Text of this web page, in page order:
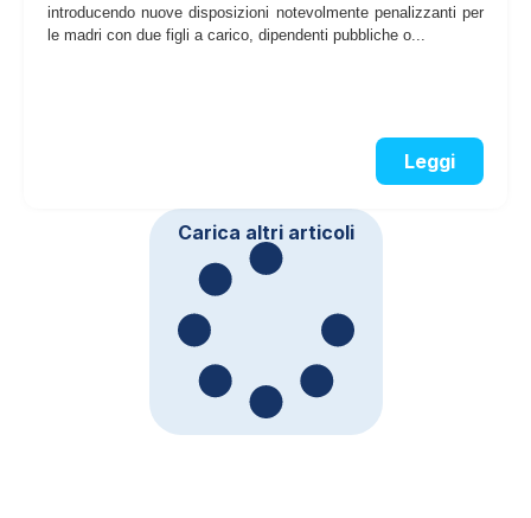
introducendo nuove disposizioni notevolmente penalizzanti per
le madri con due figli a carico, dipendenti pubbliche o...
Leggi
Carica altri articoli